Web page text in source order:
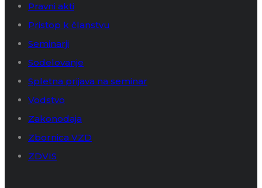
Pravni akti
Pristop k članstvu
Seminarji
Sodelovanje
Spletna prijava na seminar
Vodstvo
Zakonodaja
Zbornica VZD
ZDVIS